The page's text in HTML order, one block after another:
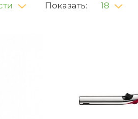
Показать: 18